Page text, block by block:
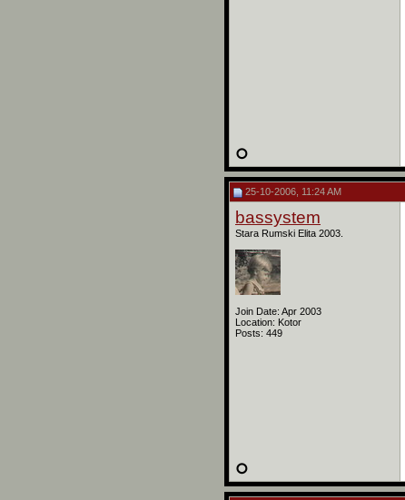
25-10-2006, 11:24 AM
bassystem
Stara Rumski Elita 2003.
Join Date: Apr 2003
Location: Kotor
Posts: 449